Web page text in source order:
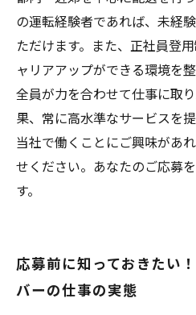
の運転経験者であれば、未経
ただけます。また、正社員登
ャリアアップができる環境を
全員が力を合わせて仕事に取
果、常に高水準なサービスを
当社で働くことにご興味があ
せください。あなたのご応募
す。
応募前に知っておきたい
バーの仕事の実態